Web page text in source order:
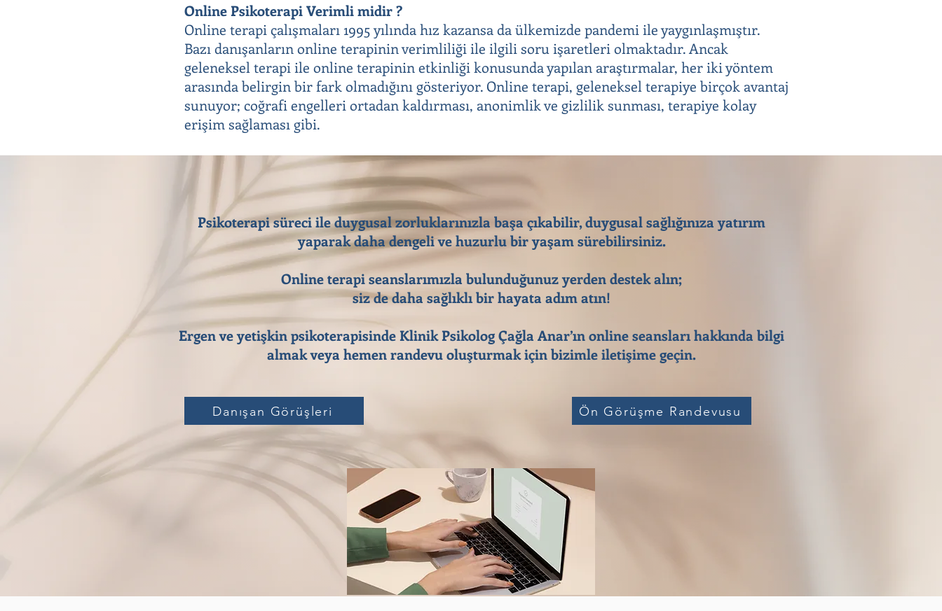
Online Psikoterapi Verimli midir ?
Online terapi çalışmaları 1995 yılında hız kazansa da ülkemizde pandemi ile yaygınlaşmıştır.
Bazı danışanların online terapinin verimliliği ile ilgili soru işaretleri olmaktadır. Ancak
geleneksel terapi ile online terapinin etkinliği konusunda yapılan araştırmalar, her iki yöntem
arasında belirgin bir fark olmadığını gösteriyor. Online terapi, geleneksel terapiye birçok avantaj
sunuyor; coğrafi engelleri ortadan kaldırması, anonimlik ve gizlilik sunması, terapiye kolay
erişim sağlaması gibi.
Psikoterapi süreci ile duygusal zorluklarınızla başa çıkabilir, duygusal sağlığınıza yatırım
yaparak daha dengeli ve huzurlu bir yaşam sürebilirsiniz.
Online terapi seanslarımızla bulunduğunuz yerden destek alın;
siz de daha sağlıklı bir hayata adım atın!
Ergen ve yetişkin psikoterapisinde Klinik Psikolog Çağla Anar’ın online seansları hakkında bilgi
almak veya hemen randevu oluşturmak için bizimle iletişime geçin.​
Danışan Görüşleri Ön Görüşme Randevusu